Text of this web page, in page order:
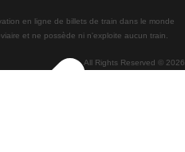
à Braga
à Lisbonne All Rights Reserved © 2026
en ligne de billets de train dans le monde
et ne possède ni n'exploite aucun train.